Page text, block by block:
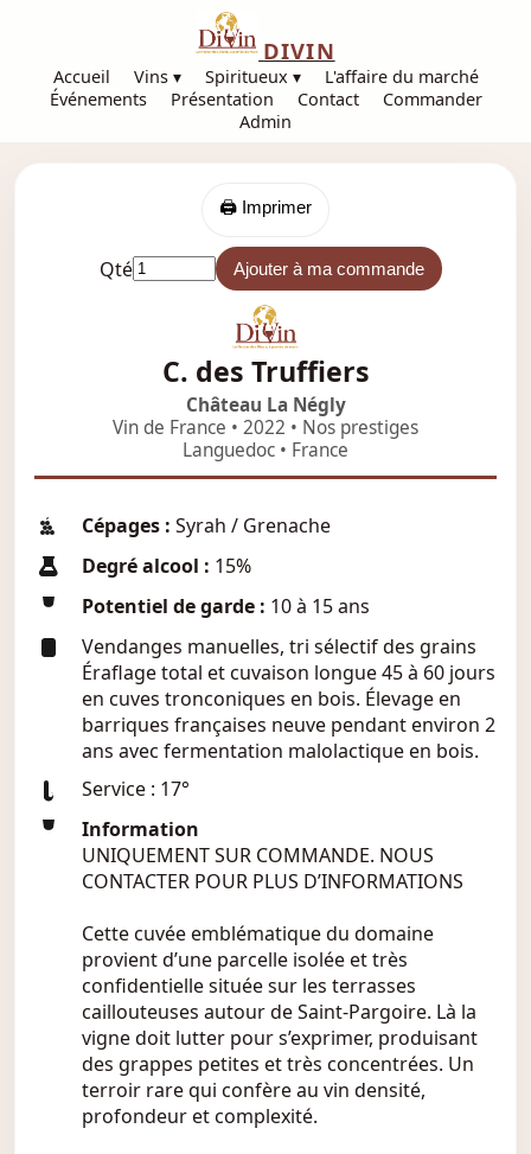
DIVIN
Accueil Vins ▾ Spiritueux ▾
L'affaire du marché
Événements
Présentation Contact
Commander
Admin
🖨️ Imprimer
Qté Ajouter à ma commande
C. des Truffiers
Château La Négly
Vin de France • 2022 • Nos prestiges
Languedoc • France
Cépages : Syrah / Grenache
Degré alcool : 15%
Potentiel de garde : 10 à 15 ans
Vendanges manuelles, tri sélectif des grains
Éraflage total et cuvaison longue 45 à 60 jours
en cuves tronconiques en bois. Élevage en
barriques françaises neuve pendant environ 2
ans avec fermentation malolactique en bois.
Service : 17°
Information
UNIQUEMENT SUR COMMANDE. NOUS
CONTACTER POUR PLUS D’INFORMATIONS
Cette cuvée emblématique du domaine
provient d’une parcelle isolée et très
confidentielle située sur les terrasses
caillouteuses autour de Saint-Pargoire. Là la
vigne doit lutter pour s’exprimer, produisant
des grappes petites et très concentrées. Un
terroir rare qui confère au vin densité,
profondeur et complexité.